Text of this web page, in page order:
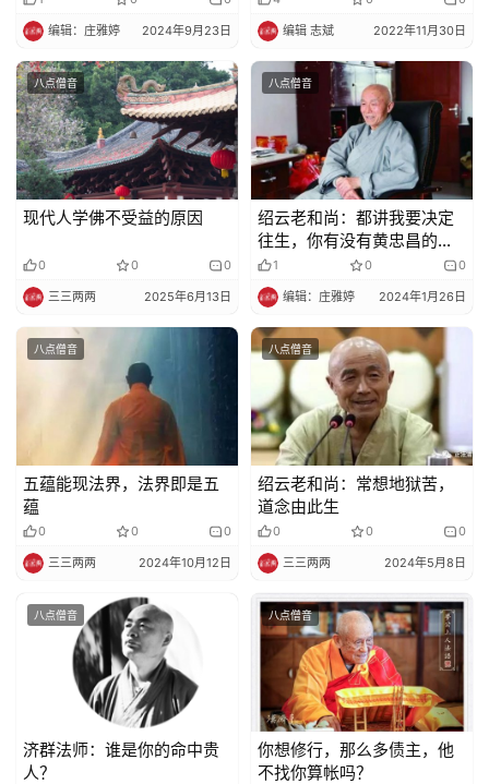
佛
教
艺
术
政
策
法
免
责
声
编辑：庄雅婷 2024年9月23日 编辑 志斌 2022年11月30日
八点僧音
现代人学佛不受益的原因
0 0 0
三三两两 2025年6月13日
八点僧音
绍云老和尚：都讲我要决定
往生，你有没有黄忠昌的这
种决心？
1 0 0
编辑：庄雅婷 2024年1月26日
八点僧音
五蕴能现法界，法界即是五
蕴
0 0 0
三三两两 2024年10月12日
八点僧音
绍云老和尚：常想地狱苦，
道念由此生
0 0 0
三三两两 2024年5月8日
八点僧音
济群法师：谁是你的命中贵
人？
八点僧音
你想修行，那么多债主，他
不找你算帐吗？